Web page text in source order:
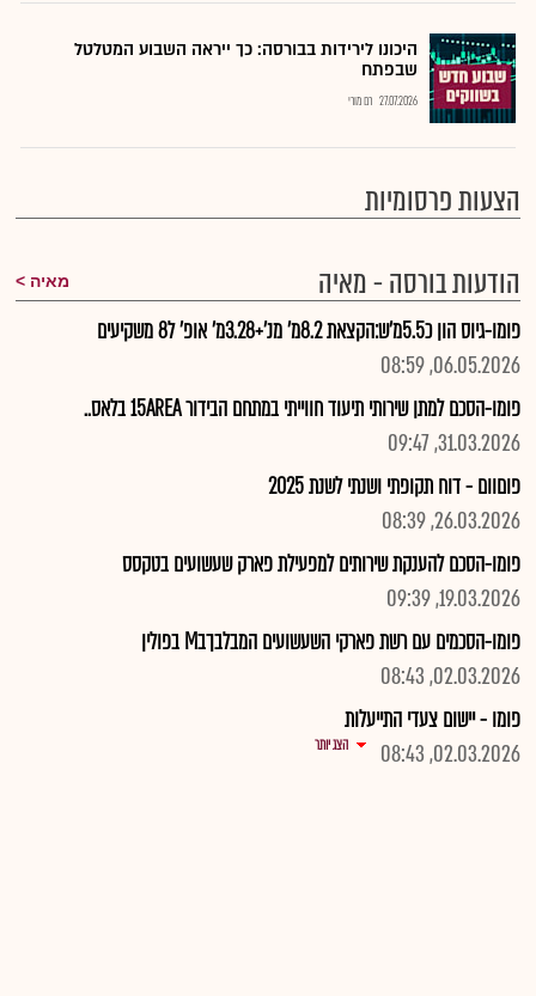
היכונו לירידות בבורסה: כך ייראה השבוע המטלטל
שבפתח
27.07.2026 רם מורי
הצעות פרסומיות
הודעות בורסה - מאיה
מאיה
פומו-גיוס הון כ5.5מ'ש:הקצאת 8.2מ' מנ'+3.28מ' אופ' ל8 משקיעים
06.05.2026, 08:59
פומו-הסכם למתן שירותי תיעוד חווייתי במתחם הבידור 15AREA בלאס..
31.03.2026, 09:47
פוםוום - דוח תקופתי ושנתי לשנת 2025
26.03.2026, 08:39
פומו-הסכם להענקת שירותים למפעילת פארק שעשועים בטקסס
19.03.2026, 09:39
פומו-הסכמים עם רשת פארקי השעשועים המבלבךבM בפולין
02.03.2026, 08:43
פומו - יישום צעדי התייעלות
02.03.2026, 08:43
הצג יותר